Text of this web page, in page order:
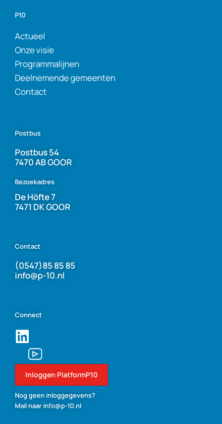
P10
Actueel
Onze visie
Programmalijnen
Deelnemende gemeenten
Contact
Postbus
Postbus 54
7470 AB GOOR
Bezoekadres
De Höfte 7
7471 DK GOOR
Contact
(0547)85 85 85
info@p-10.nl
Connect
Inloggen PlatformP10
Nog geen inloggegevens?
Mail naar info@p-10.nl